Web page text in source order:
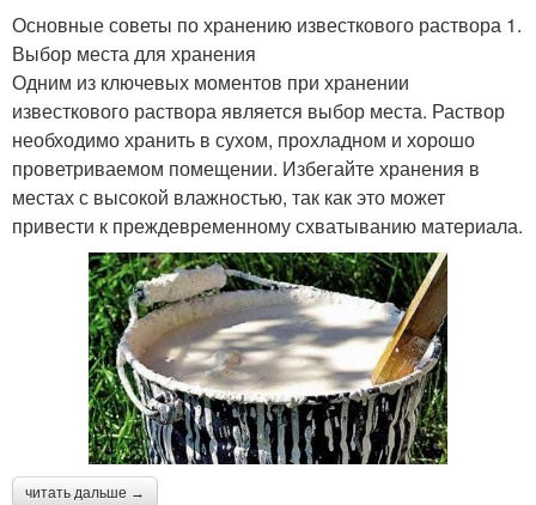
Основные советы по хранению известкового раствора 1.
Выбор места для хранения
Одним из ключевых моментов при хранении
известкового раствора является выбор места. Раствор
необходимо хранить в сухом, прохладном и хорошо
проветриваемом помещении. Избегайте хранения в
местах с высокой влажностью, так как это может
привести к преждевременному схватыванию материала.
читать дальше →